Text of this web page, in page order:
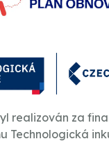
realizován za
Technologická